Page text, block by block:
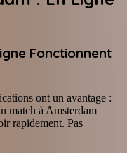
Fonctionnent
ont un avantage :
match à Amsterdam
rapidement. Pas